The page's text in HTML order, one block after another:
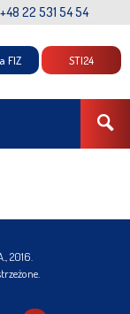
22 531 54 54
FIZ STI24
2016.